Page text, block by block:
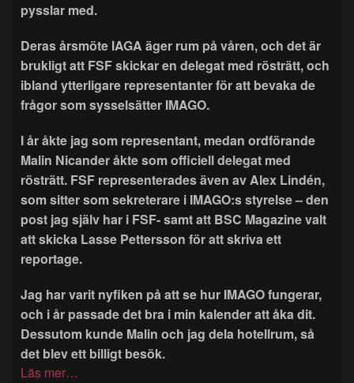
pysslar med.
Deras årsmöte IAGA äger rum på våren, och det är
brukligt att FSF skickar en delegat med rösträtt, och
ibland ytterligare representanter för att bevaka de
frågor som sysselsätter IMAGO.
I år åkte jag som representant, medan ordförande
Malin Nicander åkte som officiell delegat med
rösträtt. FSF representerades även av Alex Lindén,
som sitter som sekreterare i IMAGO:s styrelse – den
post jag själv har i FSF- samt att BSC Magazine valt
att skicka Lasse Pettersson för att skriva ett
reportage.
Jag har varit nyfiken på att se hur IMAGO fungerar,
och i år passade det bra i min kalender att åka dit.
Dessutom kunde Malin och jag dela hotellrum, så
det blev ett billigt besök.
Läs mer…